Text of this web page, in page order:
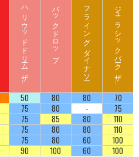
ハ
リ
ウ
ッ
ド
ド
リ
ーム
ザ
ラ
イ
ド
バックドロップ フライング ダイナソー ジ
ュ
ラ
シ
ッ
ク
パ
ーク
ザ
ラ
イ
ド
50 80 80 70
75 80 - 75
75 85 80 110
75 80 80 110
75 80 60 100
90 100 60 100